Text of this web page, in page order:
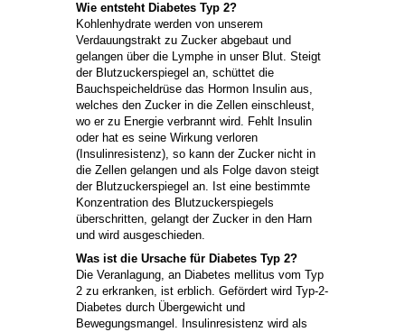
Wie entsteht Diabetes Typ 2?
Kohlenhydrate werden von unserem
Verdauungstrakt zu Zucker abgebaut und
gelangen über die Lymphe in unser Blut. Steigt
der Blutzuckerspiegel an, schüttet die
Bauchspeicheldrüse das Hormon Insulin aus,
welches den Zucker in die Zellen einschleust,
wo er zu Energie verbrannt wird. Fehlt Insulin
oder hat es seine Wirkung verloren
(Insulinresistenz), so kann der Zucker nicht in
die Zellen gelangen und als Folge davon steigt
der Blutzuckerspiegel an. Ist eine bestimmte
Konzentration des Blutzuckerspiegels
überschritten, gelangt der Zucker in den Harn
und wird ausgeschieden.
Was ist die Ursache für Diabetes Typ 2?
Die Veranlagung, an Diabetes mellitus vom Typ
2 zu erkranken, ist erblich. Gefördert wird Typ-2-
Diabetes durch Übergewicht und
Bewegungsmangel. Insulinresistenz wird als